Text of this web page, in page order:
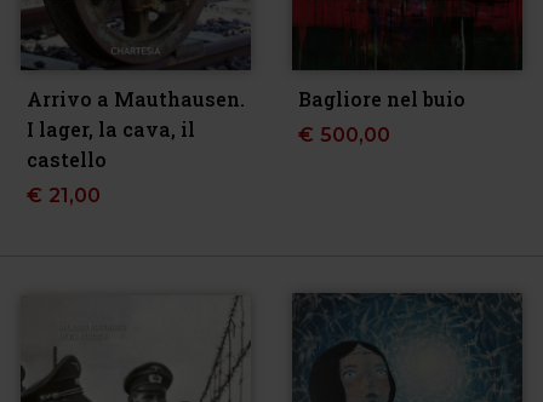
Arrivo a Mauthausen.
I lager, la cava, il
castello
€ 21,00
Bagliore nel buio
€ 500,00